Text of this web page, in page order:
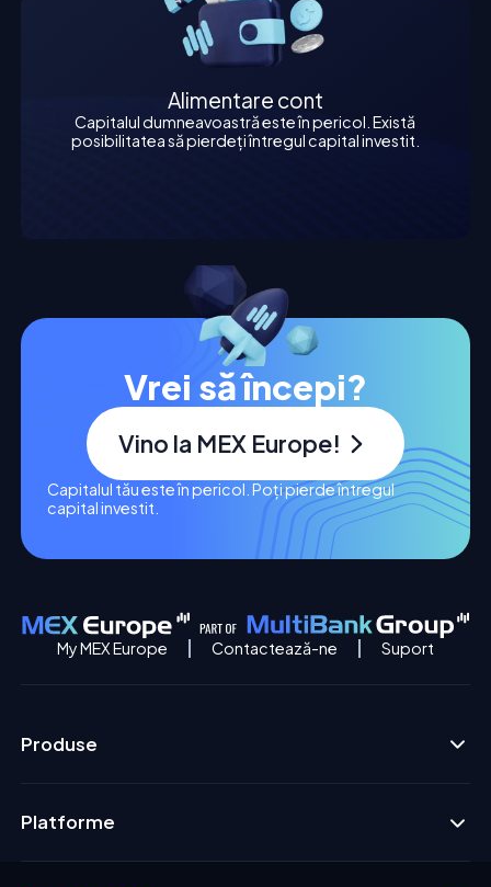
Alimentare cont
Capitalul dumneavoastră este în pericol. Există
posibilitatea să pierdeți întregul capital investit.
Vrei să începi?
Vino la MEX Europe!
Capitalul tău este în pericol. Poți pierde întregul
capital investit.
My MEX Europe Contactează-ne Suport
Produse
Platforme